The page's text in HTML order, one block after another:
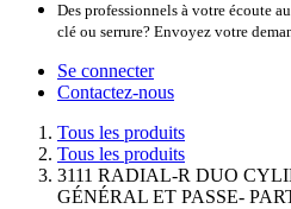
Des professionnels à votre écoute
clé ou serrure? Envoyez votre
Se connecter
Contactez-nous
Tous les produits
Tous les produits
3111 RADIAL-R DUO
GÉNÉRAL ET PASSE-